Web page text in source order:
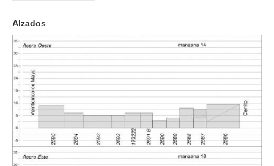
Alzados